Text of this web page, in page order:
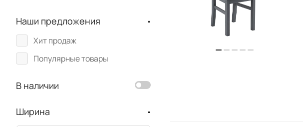
Наши предложения
Хит продаж
Популярные товары
В наличии
Ширина